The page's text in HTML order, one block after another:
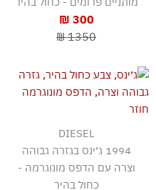
300 ₪
1350 ₪
DIESEL
1994 ג׳ינס בגזרה גבוהה
וצרה עם הדפס מונוגרמה -
כחול בהיר